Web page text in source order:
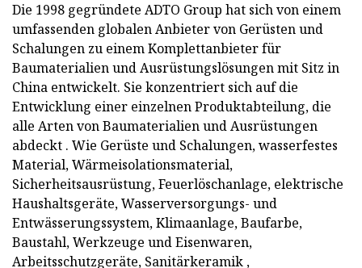
Die 1998 gegründete ADTO Group hat sich von einem
umfassenden globalen Anbieter von Gerüsten und
Schalungen zu einem Komplettanbieter für
Baumaterialien und Ausrüstungslösungen mit Sitz in
China entwickelt. Sie konzentriert sich auf die
Entwicklung einer einzelnen Produktabteilung, die
alle Arten von Baumaterialien und Ausrüstungen
abdeckt . Wie Gerüste und Schalungen, wasserfestes
Material, Wärmeisolationsmaterial,
Sicherheitsausrüstung, Feuerlöschanlage, elektrische
Haushaltsgeräte, Wasserversorgungs- und
Entwässerungssystem, Klimaanlage, Baufarbe,
Baustahl, Werkzeuge und Eisenwaren,
Arbeitsschutzgeräte, Sanitärkeramik ,